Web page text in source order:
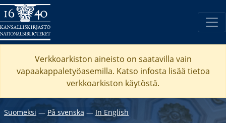
Verkkoarkiston aineisto on saatavilla vain
vapaakappaletyöasemilla. Katso infosta lisää tietoa
verkkoarkiston käytöstä.
Suomeksi ― På svenska ― In English